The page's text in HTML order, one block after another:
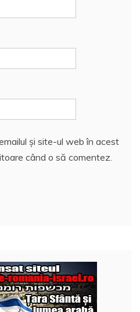
și site-ul web în acest
când o să comentez.